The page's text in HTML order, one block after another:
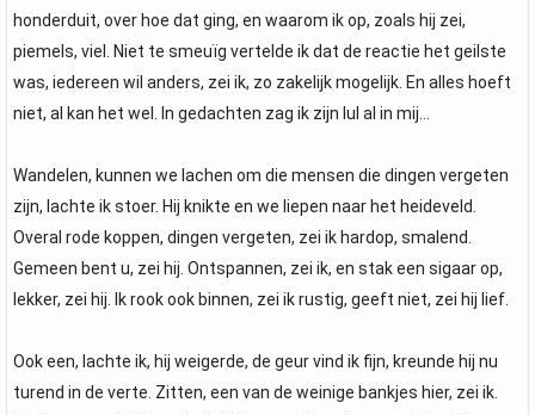
honderduit, over hoe dat ging, en waarom ik op, zoals hij zei,
piemels, viel. Niet te smeuïg vertelde ik dat de reactie het geilste
was, iedereen wil anders, zei ik, zo zakelijk mogelijk. En alles hoeft
niet, al kan het wel. In gedachten zag ik zijn lul al in mij…
Wandelen, kunnen we lachen om die mensen die dingen vergeten
zijn, lachte ik stoer. Hij knikte en we liepen naar het heideveld.
Overal rode koppen, dingen vergeten, zei ik hardop, smalend.
Gemeen bent u, zei hij. Ontspannen, zei ik, en stak een sigaar op,
lekker, zei hij. Ik rook ook binnen, zei ik rustig, geeft niet, zei hij lief.
Ook een, lachte ik, hij weigerde, de geur vind ik fijn, kreunde hij nu
turend in de verte. Zitten, een van de weinige bankjes hier, zei ik.